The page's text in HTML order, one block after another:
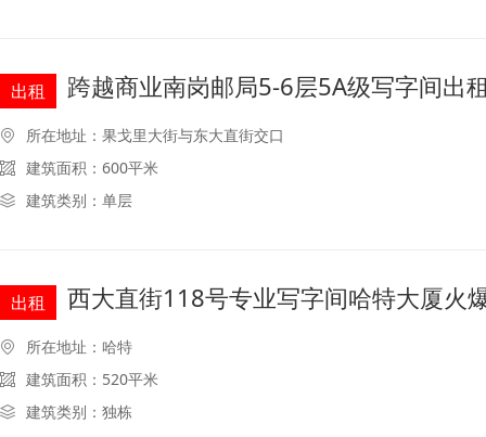
出租 跨越商业南岗邮局5-6层5A级写字间出
所在地址：果戈里大街与东大直街交口
建筑面积：600平米
建筑类别：单层
出租 西大直街118号专业写字间哈特大厦火
所在地址：哈特
建筑面积：520平米
建筑类别：独栋